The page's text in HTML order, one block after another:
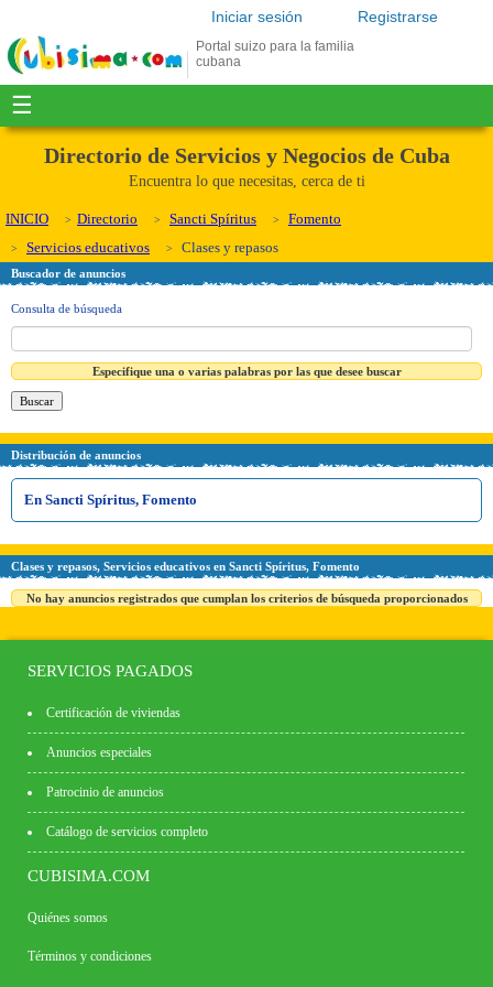
Registrarse
Iniciar sesión
Portal suizo para la familia
cubana
☰
Directorio de Servicios y Negocios de Cuba
Encuentra lo que necesitas, cerca de ti
INICIO Directorio Sancti Spíritus
Fomento
Servicios educativos
Clases y repasos
Buscador de anuncios
Consulta de búsqueda
Especifique una o varias palabras por las que desee buscar
Distribución de anuncios
En Sancti Spíritus, Fomento
Clases y repasos, Servicios educativos en Sancti Spíritus, Fomento
No hay anuncios registrados que cumplan los criterios de búsqueda proporcionados
SERVICIOS PAGADOS
Certificación de viviendas
Anuncios especiales
Patrocinio de anuncios
Catálogo de servicios completo
CUBISIMA.COM
Quiénes somos
Términos y condiciones